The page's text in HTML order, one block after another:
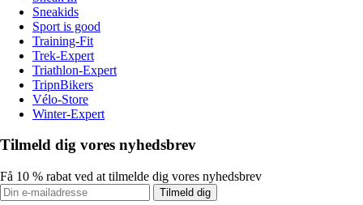
Sneakids
Sport is good
Training-Fit
Trek-Expert
Triathlon-Expert
TripnBikers
Vélo-Store
Winter-Expert
Tilmeld dig vores nyhedsbrev
Få 10 % rabat ved at tilmelde dig vores nyhedsbrev
Tilmeld dig